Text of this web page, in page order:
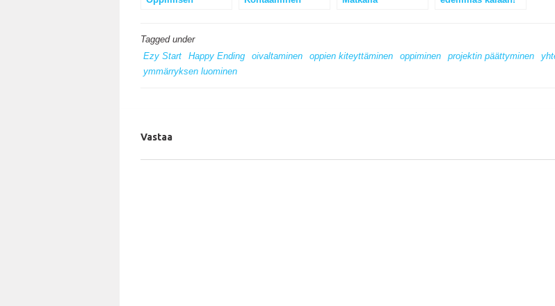
Tagged under
Ezy Start
Happy Ending oivaltaminen oppien kiteyttäminen oppiminen projektin päättyminen
ymmärryksen luominen
Vastaa